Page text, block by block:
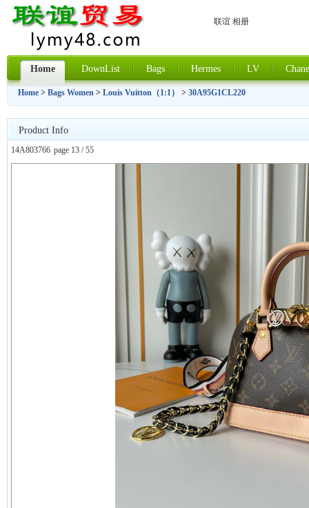
联谊 相册
Home DownList Bags Hermes LV
Home > Bags Women > Louis Vuitton（1:1） > 30A95G1CL220
Product Info
14A803766 page 13 / 55